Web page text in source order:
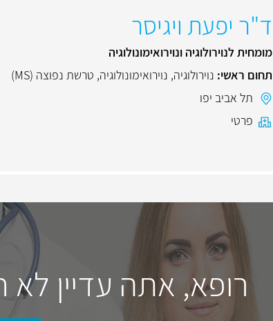
ד"ר יפעת ויגיסר
מומחית לנוירולוגיה ונוירואימונולוגיה
תחום ראשי: נוירולוגיה, נוירואימונולוגיה, טרשת נפוצה (MS)
תל אביב יפו
פרטי
רופא, אתה עדיין